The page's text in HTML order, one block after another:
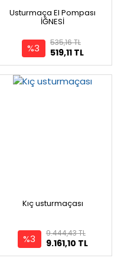
Usturmaça El Pompası
İĞNESİ
%3 519,11 TL
535,16 TL
Kıç usturmaçası
%3 9.161,10 TL
9.444,43 TL